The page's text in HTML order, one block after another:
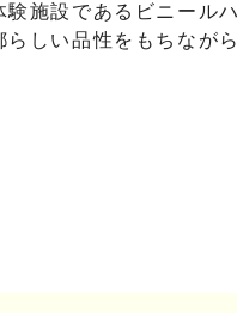
験施設であるビニール
らしい品性をもちなが